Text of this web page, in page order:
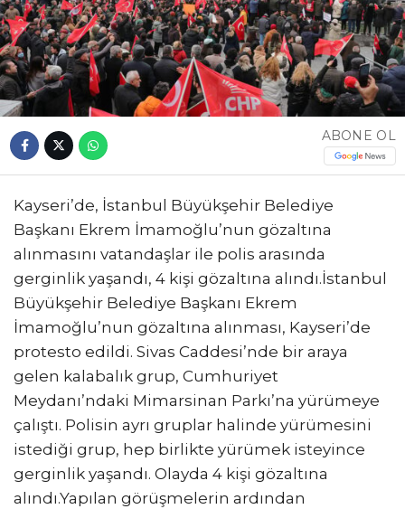
ABONE OL
Kayseri’de, İstanbul Büyükşehir Belediye
Başkanı Ekrem İmamoğlu’nun gözaltına
alınmasını vatandaşlar ile polis arasında
gerginlik yaşandı, 4 kişi gözaltına alındı.İstanbul
Büyükşehir Belediye Başkanı Ekrem
İmamoğlu’nun gözaltına alınması, Kayseri’de
protesto edildi. Sivas Caddesi’nde bir araya
gelen kalabalık grup, Cumhuriyet
Meydanı’ndaki Mimarsinan Parkı’na yürümeye
çalıştı. Polisin ayrı gruplar halinde yürümesini
istediği grup, hep birlikte yürümek isteyince
gerginlik yaşandı. Olayda 4 kişi gözaltına
alındı.Yapılan görüşmelerin ardından